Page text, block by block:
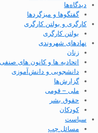
دیدگاه‌ها
گفتگوها و میزگردها
کارگری و بولتن کارگری
بولتن کارگری
نهادهای شهروندی
زنان
اتحادیه ها و کانون های صنفی
دانشجویی و دانش‌آموزی
گزارش‌ها
ملی – قومی
حقوق بشر
کودکان
سیاست
مسائل چپ